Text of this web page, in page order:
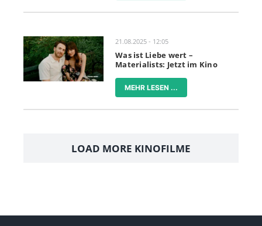
21.08.2025 - 12:05
Was ist Liebe wert –
Materialists: Jetzt im Kino
MEHR LESEN ...
LOAD MORE KINOFILME